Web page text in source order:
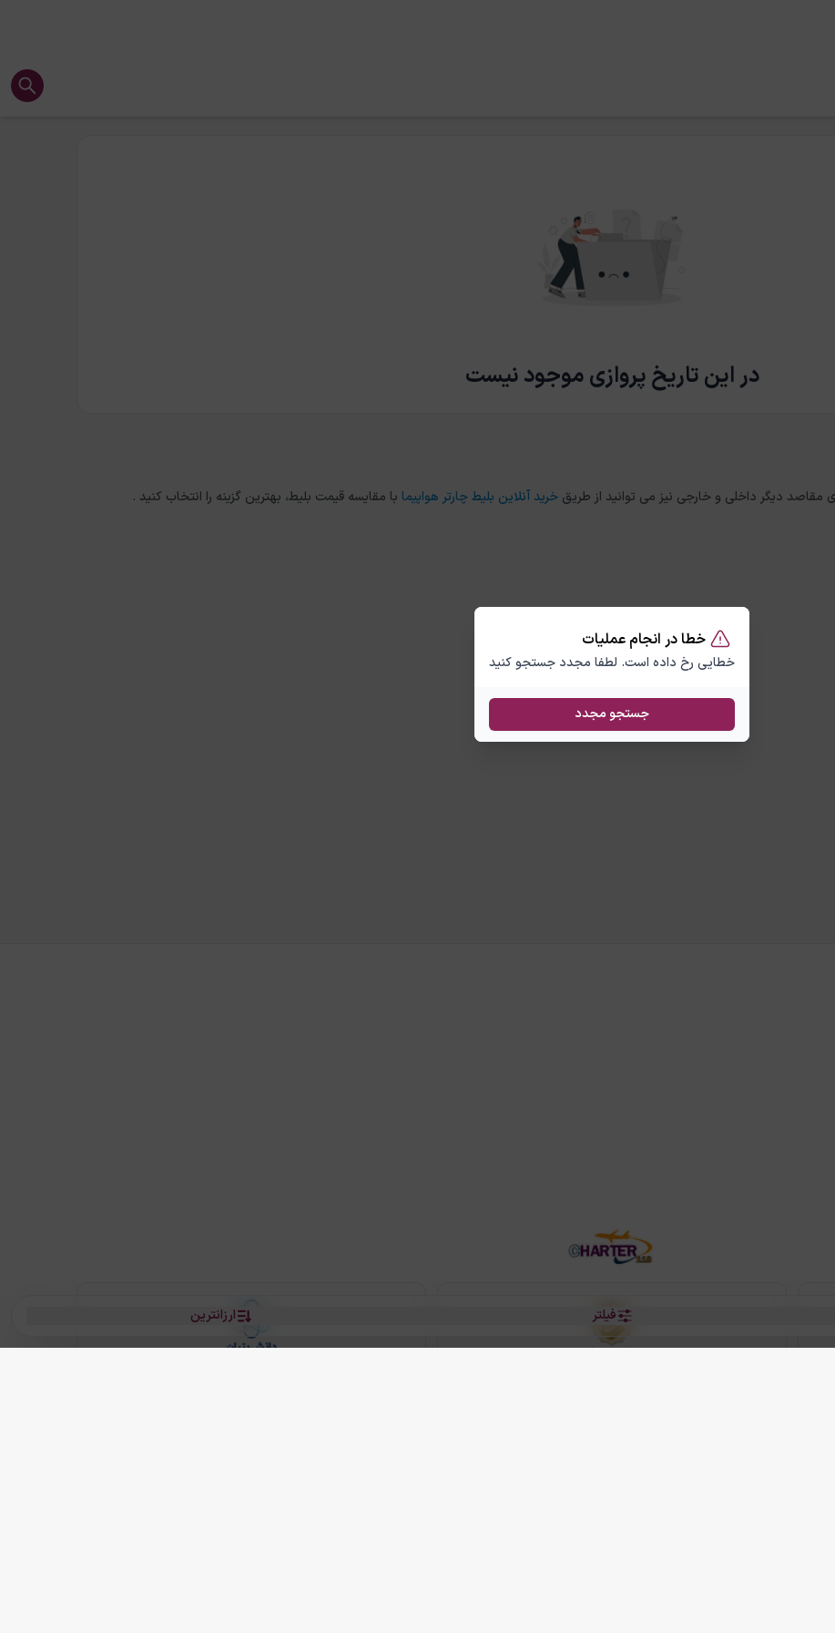
خطا در انجام عملیات
خطایی رخ داده است. لطفا مجدد جستجو کنید
جستجو مجدد
در این تاریخ پروازی موجود نیست
ارزانترین فیلتر
خرید آنلاین بلیط چارتر هواپیما با مقایسه قیمت بلیط، بهترین گزینه را انتخاب کنید .